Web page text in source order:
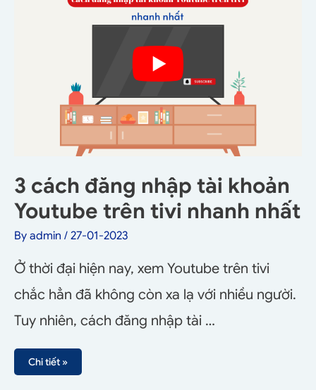
3 cách đăng nhập tài khoản
Youtube trên tivi nhanh nhất
By admin / 27-01-2023
Ở thời đại hiện nay, xem Youtube trên tivi
chắc hẳn đã không còn xa lạ với nhiều người.
Tuy nhiên, cách đăng nhập tài …
Chi tiết »